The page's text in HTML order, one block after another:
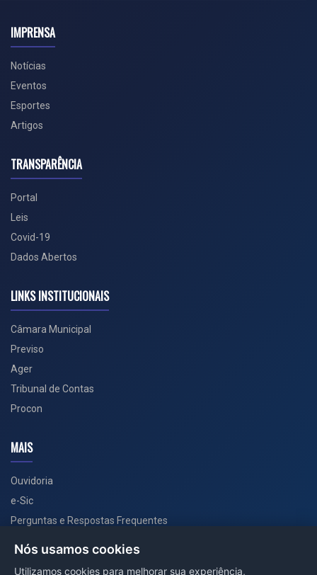
IMPRENSA
Notícias
Eventos
Esportes
Artigos
TRANSPARÊNCIA
Portal
Leis
Covid-19
Dados Abertos
LINKS INSTITUCIONAIS
Câmara Municipal
Previso
Ager
Tribunal de Contas
Procon
MAIS
Ouvidoria
e-Sic
Perguntas e Respostas Frequentes
Nós usamos cookies
Utilizamos cookies para melhorar sua experiência,